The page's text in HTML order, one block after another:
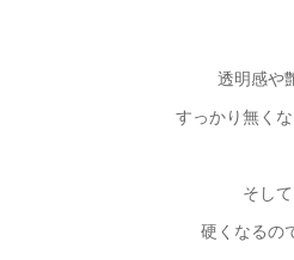
透明感や
すっかり無くな
そして
硬くなるの